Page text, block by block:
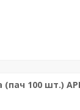
100 шт.)